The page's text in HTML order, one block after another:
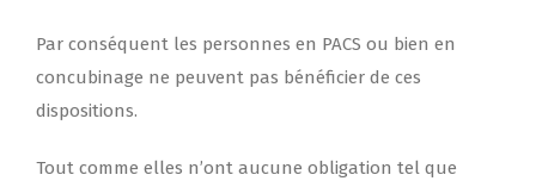
Par conséquent les personnes en PACS ou bien en
concubinage ne peuvent pas bénéficier de ces
dispositions.
Tout comme elles n’ont aucune obligation tel que